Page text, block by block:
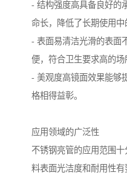
- 结构强度高具备良好的
命长，降低了长期使用中
- 表面易清洁光滑的表面
便，符合卫生要求高的场
- 美观度高镜面效果能够
格相得益彰。
应用领域的广泛性
不锈钢亮管的应用范围
料表面光洁度和耐用性有